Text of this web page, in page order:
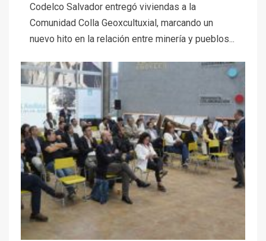
Codelco Salvador entregó viviendas a la
Comunidad Colla Geoxcultuxial, marcando un
nuevo hito en la relación entre minería y pueblos...